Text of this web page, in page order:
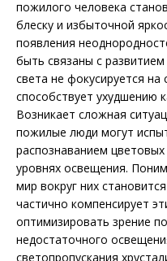
пожилого человека
блеску и избыточной
появления
быть связаны с
света не фокусируется на
способствует ухудшению
Возникает сложная
пожилые люди могут
распознаванием
уровнях освещения.
мир вокруг них
частично компенсирует
оптимизировать зрение
недостаточного
светопропускания